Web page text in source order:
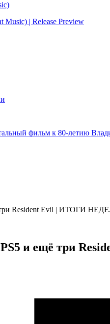
| Release Preview
фильм к 80-летию
Resident Evil | ИТОГИ
и ещё три